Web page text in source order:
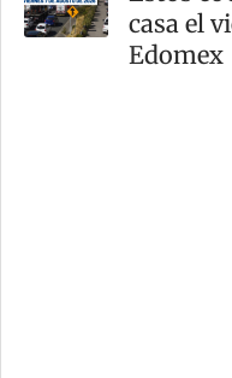
casa el
Edomex